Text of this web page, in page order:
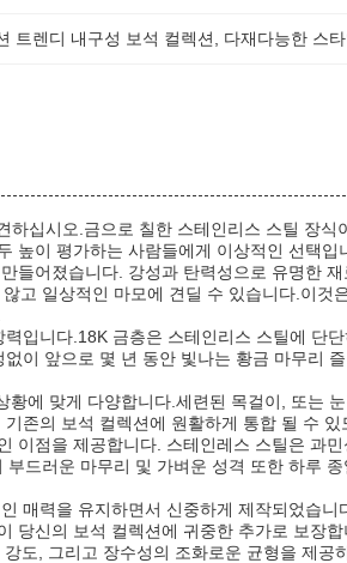
트렌디 내구성 보석 컬렉션 다재다능한 스
십시오.금으로 칠한 스테인리스 스틸 장
높이 평가하는 사람들에게 이상적인 선택입
들어졌습니다. 강성과 탄력성으로 유명한
고 일상적인 마모에 견딜 수 있습니다.이것
입니다.18K 금층은 스테인리스 스틸에 단
이 앞으로 몇 년 동안 빛나는 황금 마무리
에 맞게 다양합니다.세련된 목걸이, 또는
존의 보석 컬렉션에 원활하게 통합 될 수 있
이점을 제공합니다. 스테인레스 스틸은 과
드러운 마무리 및 가벼운 성격 또한 하루
매력을 유지하면서 신중하게 제작되었습
당신의 보석 컬렉션에 귀중한 추가로 보장합
도, 그리고 장수성의 조화로운 균형을 제공